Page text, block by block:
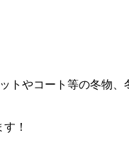
トやコート等の冬物
！